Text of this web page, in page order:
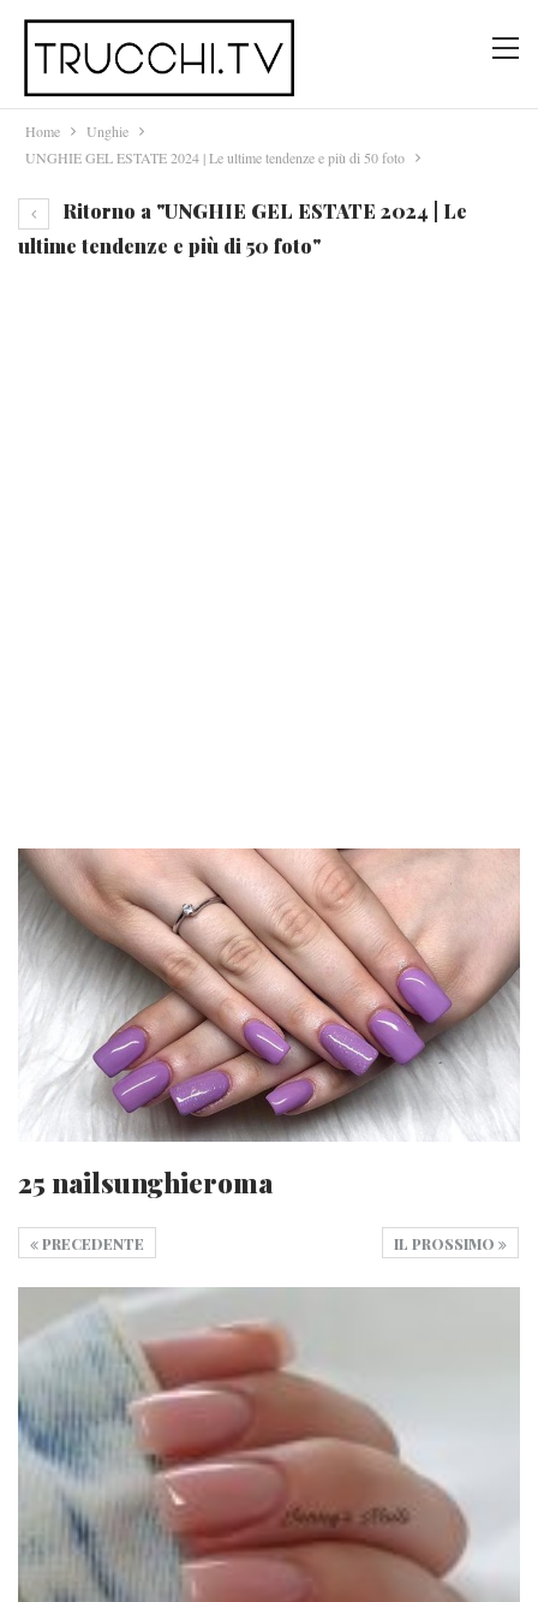
Home
Unghie
UNGHIE GEL ESTATE 2024 | Le ultime tendenze e più di 50 foto
Ritorno a "UNGHIE GEL ESTATE 2024 | Le
ultime tendenze e più di 50 foto"
25 nailsunghieroma
IL PROSSIMO
PRECEDENTE